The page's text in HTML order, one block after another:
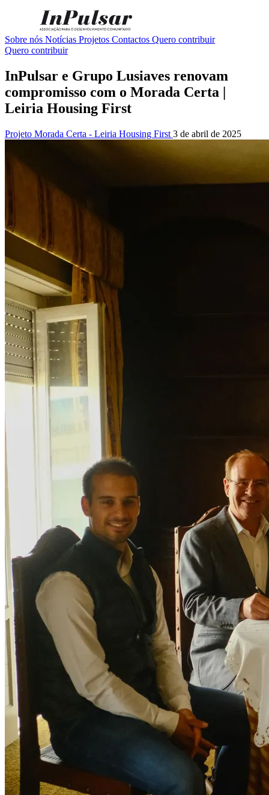
Sobre nós Notícias Projetos Contactos Quero contribuir
Quero contribuir
InPulsar e Grupo Lusiaves renovam
compromisso com o Morada Certa |
Leiria Housing First
Projeto Morada Certa - Leiria Housing First 3 de abril de 2025